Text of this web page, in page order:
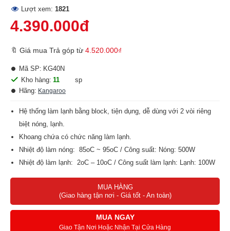
Lượt xem: 1821
4.390.000đ
🔖 Giá mua Trả góp từ 4.520.000₫
Kho hàng: 11
sp
Hãng: Kangaroo
Mã SP: KG40N
Hệ thống làm lạnh bằng block, tiện dụng, dễ dùng với 2 vòi riêng
biệt nóng, lạnh.
Khoang chứa có chức năng làm lạnh.
Nhiệt độ làm nóng: 85oC ~ 95oC / Công suất: Nóng: 500W
Nhiệt độ làm lạnh: 2oC – 10oC / Công suất làm lạnh: Lạnh: 100W
MUA HÀNG
(Giao hàng tận nơi - Giá tốt - An toàn)
MUA NGAY
Giao Tận Nơi Hoặc Nhận Tại Cửa Hàng